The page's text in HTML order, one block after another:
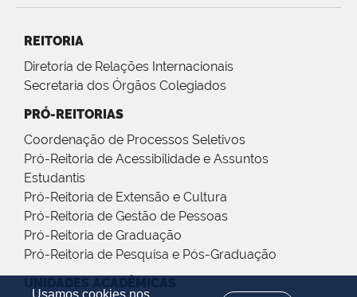
Usamos cookies nos
REITORIA
Diretoria de Relações Internacionais
Secretaria dos Órgãos Colegiados
PRÓ-REITORIAS
Coordenação de Processos Seletivos
Pró-Reitoria de Acessibilidade e Assuntos
Estudantis
Pró-Reitoria de Extensão e Cultura
Pró-Reitoria de Gestão de Pessoas
Pró-Reitoria de Graduação
Pró-Reitoria de Pesquisa e Pós-Graduação